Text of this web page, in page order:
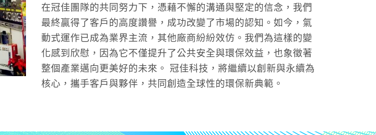
在冠佳團隊的共同努力下，憑藉不懈的溝通與堅定的信念，我們
最終贏得了客戶的高度讚譽，成功改變了市場的認知。如今，氣
動式運作已成為業界主流，其他廠商紛紛效仿。我們為這樣的變
化感到欣慰，因為它不僅提升了公共安全與環保效益，也象徵著
整個產業邁向更美好的未來。 冠佳科技，將繼續以創新與永續為
核心，攜手客戶與夥伴，共同創造全球性的環保新典範。